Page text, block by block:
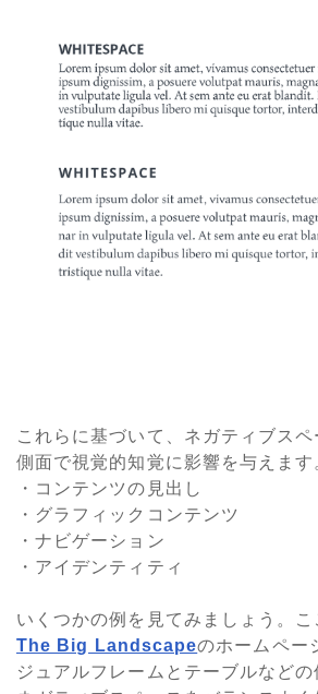
これらに基づいて、ネガティブス
側面で視覚的知覚に影響を与えます
・コンテンツの見出し
・グラフィックコンテンツ
・ナビゲーション
・アイデンティティ
いくつかの例を見てみましょう。こ
The Big Landscapeのホームペー
ジュアルフレームとテーブルなどの